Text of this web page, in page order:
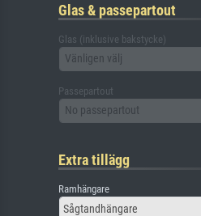
Glas & passepartout
Glas (inklusive bakstycke)
Vänligen välj
Passepartout
No passepartout
Extra tillägg
Ramhängare
Sågtandhängare